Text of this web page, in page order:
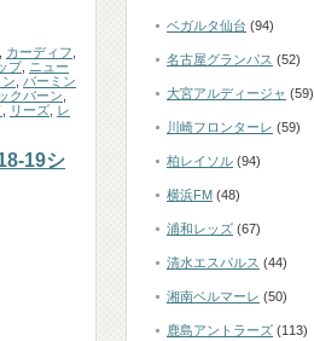
カーディフ
プ, ニュー
バーミン
クバーン
リーズ レ
19シ
ベガルタ仙台 (94)
名古屋グランパス (52)
大宮アルディージャ (59)
川崎フロンターレ (59)
柏レイソル (94)
横浜FM (48)
浦和レッズ (67)
清水エスパルス (44)
湘南ベルマーレ (50)
鹿島アントラーズ (113)